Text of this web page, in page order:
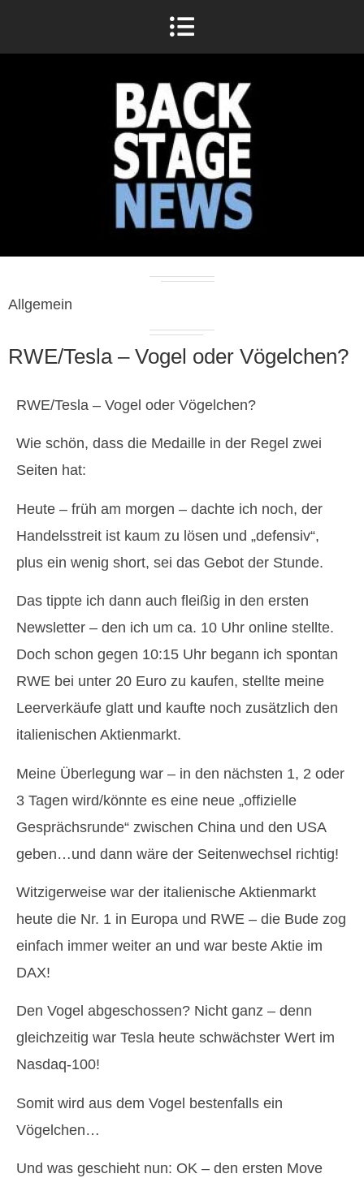
Allgemein
RWE/Tesla – Vogel oder Vögelchen?
RWE/Tesla – Vogel oder Vögelchen?
Wie schön, dass die Medaille in der Regel zwei
Seiten hat:
Heute – früh am morgen – dachte ich noch, der
Handelsstreit ist kaum zu lösen und „defensiv“,
plus ein wenig short, sei das Gebot der Stunde.
Das tippte ich dann auch fleißig in den ersten
Newsletter – den ich um ca. 10 Uhr online stellte.
Doch schon gegen 10:15 Uhr begann ich spontan
RWE bei unter 20 Euro zu kaufen, stellte meine
Leerverkäufe glatt und kaufte noch zusätzlich den
italienischen Aktienmarkt.
Meine Überlegung war – in den nächsten 1, 2 oder
3 Tagen wird/könnte es eine neue „offizielle
Gesprächsrunde“ zwischen China und den USA
geben…und dann wäre der Seitenwechsel richtig!
Witzigerweise war der italienische Aktienmarkt
heute die Nr. 1 in Europa und RWE – die Bude zog
einfach immer weiter an und war beste Aktie im
DAX!
Den Vogel abgeschossen? Nicht ganz – denn
gleichzeitig war Tesla heute schwächster Wert im
Nasdaq-100!
Somit wird aus dem Vogel bestenfalls ein
Vögelchen…
Und was geschieht nun: OK – den ersten Move